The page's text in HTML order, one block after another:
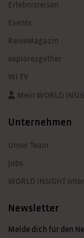
Erlebnisreisen
Events
ReiseMagazin
explore2gether
WI TV
Mein WORLD
Unternehmen
Unser Team
Jobs
WORLD INSIGHT
Newsletter
Melde dich für den